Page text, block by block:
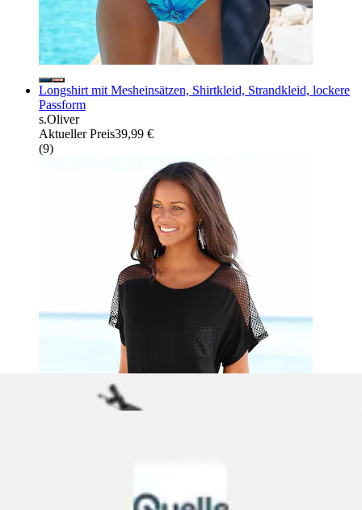
Longshirt mit Mesheinsätzen, Shirtkleid, Strandkleid, lockere
Passform
s.Oliver
Aktueller Preis39,99 €
(9)